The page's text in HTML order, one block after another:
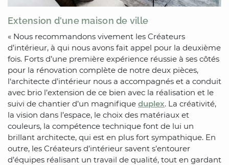
Extension d'une maison de ville
« Nous recommandons vivement les Créateurs
d’intérieur, à qui nous avons fait appel pour la deuxième
fois. Forts d’une première expérience réussie à ses côtés
pour la rénovation complète de notre deux pièces,
l‘architecte d’intérieur nous a accompagnés et a conduit
avec brio l’extension de ce bien avec la réalisation et le
suivi de chantier d’un magnifique duplex. La créativité,
la vision dans l’espace, le choix des matériaux et
couleurs, la compétence technique font de lui un
brillant architecte, qui est en plus fort sympathique. En
outre, les Créateurs d’intérieur savent s’entourer
d’équipes réalisant un travail de qualité, tout en gardant